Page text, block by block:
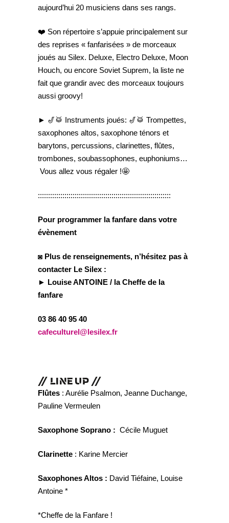
aujourd’hui 20 musiciens dans ses rangs.
❤️ Son répertoire s’appuie principalement sur
des reprises « fanfarisées » de morceaux
joués au Silex. Deluxe, Electro Deluxe, Moon
Houch, ou encore Soviet Suprem, la liste ne
fait que grandir avec des morceaux toujours
aussi groovy!
► 🎷🥁 Instruments joués: 🎷🥁 Trompettes,
saxophones altos, saxophone ténors et
barytons, percussions, clarinettes, flûtes,
trombones, soubassophones, euphoniums…
Vous allez vous régaler !🤩
:::::::::::::::::::::::::::::::::::::::::::::::::::::::::::::::::
Pour programmer la fanfare dans votre
évènement
◙ Plus de renseignements, n’hésitez pas à
contacter Le Silex :
► Louise ANTOINE / la Cheffe de la
fanfare
03 86 40 95 40
cafeculturel@lesilex.fr
// LINE UP //
Flûtes : Aurélie Psalmon, Jeanne Duchange,
Pauline Vermeulen
Saxophone Soprano : Cécile Muguet
Clarinette : Karine Mercier
Saxophones Altos : David Tiéfaine, Louise
Antoine *
*Cheffe de la Fanfare !